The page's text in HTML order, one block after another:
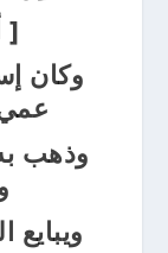
[
وكان
وذهب